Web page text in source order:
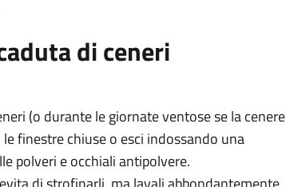
di ceneri
(o durante le giornate ventose se la cenere
finestre chiuse o esci indossando una
polveri e occhiali antipolvere.